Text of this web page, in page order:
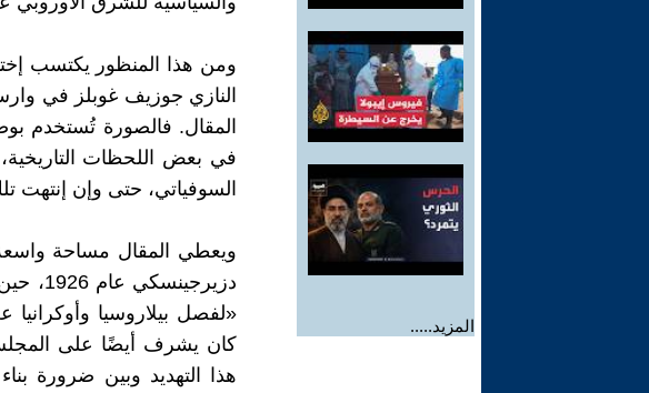
المزيد.....
ومن هذا المنظور يكتسب
المقال. فالصورة تُستخدم
في بعض اللحظات
السوفياتي، حتى وإن إنتهت
ويعطي المقال مساحة
«لفصل بيلاروسيا
كان يشرف أيضًا على
هذا التهديد وبين ضرورة